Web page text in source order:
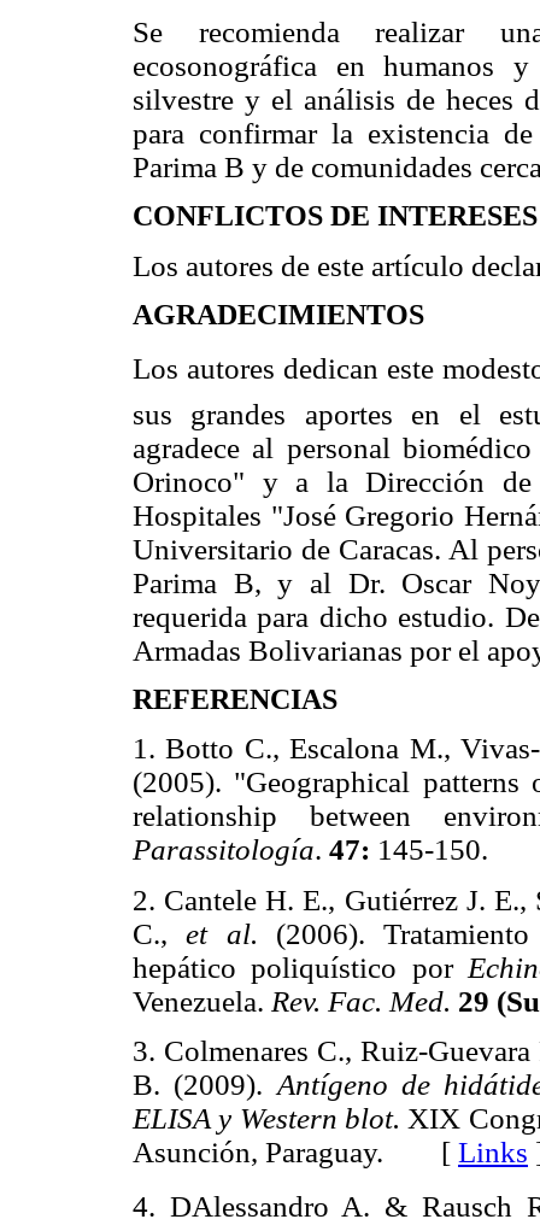
Se recomienda realizar
ecosonográfica en humanos
silvestre y el análisis de heces
para confirmar la existencia
Parima B y de comunidades
CONFLICTOS DE INTERESES
Los autores de este artículo
AGRADECIMIENTOS
Los autores dedican este
sus grandes aportes en el
agradece al personal
Orinoco" y a la Dirección
Hospitales "José Gregorio
Universitario de Caracas. Al
Parima B, y al Dr. Oscar
requerida para dicho estudio.
Armadas Bolivarianas por el
REFERENCIAS
1. Botto C., Escalona M.,
(2005). "Geographical patterns
relationship between
Parassitología. 47: 145-
2. Cantele H. E., Gutiérrez J.
C.,et al. (2006).
hepático poliquístico por
Venezuela. Rev. Fac. Med. 29
3. Colmenares C., Ruiz-
B. (2009). Antígeno de
ELISA y Western blot. XIX
Asunción, Paraguay. [ Links
4. DAlessandro A. &